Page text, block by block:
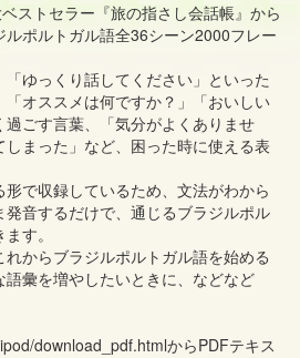
ストセラー『旅の指さし会話帳』から
ルポルトガル語全36シーン2000フレー
「ゆっくり話してください」といった
オススメは何ですか？」「おいしい
ごす言葉、「気分がよくありませ
まった」など、困った時に使える表
で収録しているため、文法がわから
音するだけで、通じるブラジルポル
す。
からブラジルポルトガル語を始める
彙を増やしたいときに、などなど
download_pdf.htmlからPDFテキス